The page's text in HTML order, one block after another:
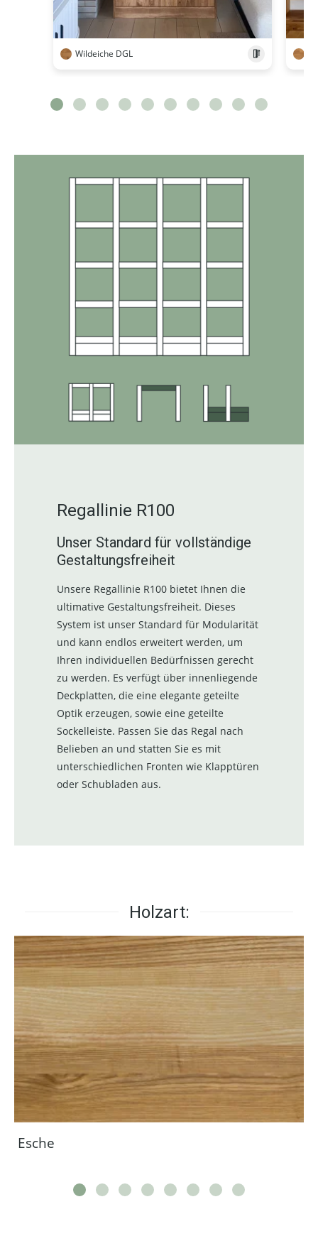
Wildeiche DGL
Regallinie R100
Unser Standard für vollständige
Gestaltungsfreiheit
Unsere Regallinie R100 bietet Ihnen die
ultimative Gestaltungsfreiheit. Dieses
System ist unser Standard für Modularität
und kann endlos erweitert werden, um
Ihren individuellen Bedürfnissen gerecht
zu werden. Es verfügt über innenliegende
Deckplatten, die eine elegante geteilte
Optik erzeugen, sowie eine geteilte
Sockelleiste. Passen Sie das Regal nach
Belieben an und statten Sie es mit
unterschiedlichen Fronten wie Klapptüren
oder Schubladen aus.
Holzart:
Esche